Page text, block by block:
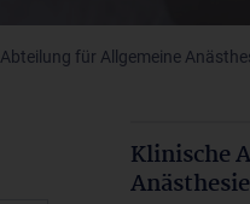
für Allgemeine
Klinische